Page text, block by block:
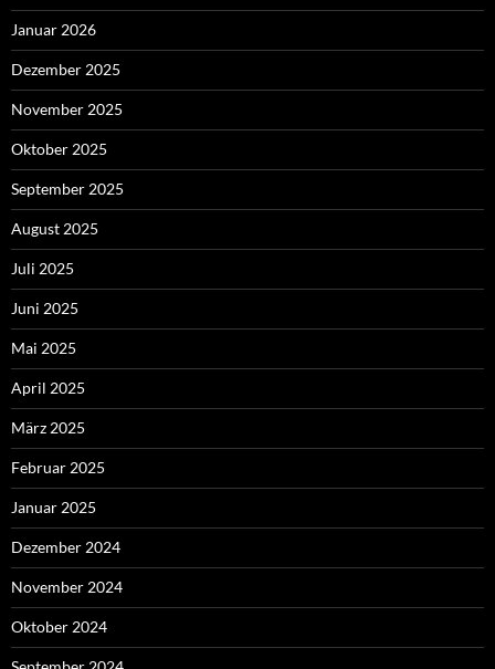
Januar 2026
Dezember 2025
November 2025
Oktober 2025
September 2025
August 2025
Juli 2025
Juni 2025
Mai 2025
April 2025
März 2025
Februar 2025
Januar 2025
Dezember 2024
November 2024
Oktober 2024